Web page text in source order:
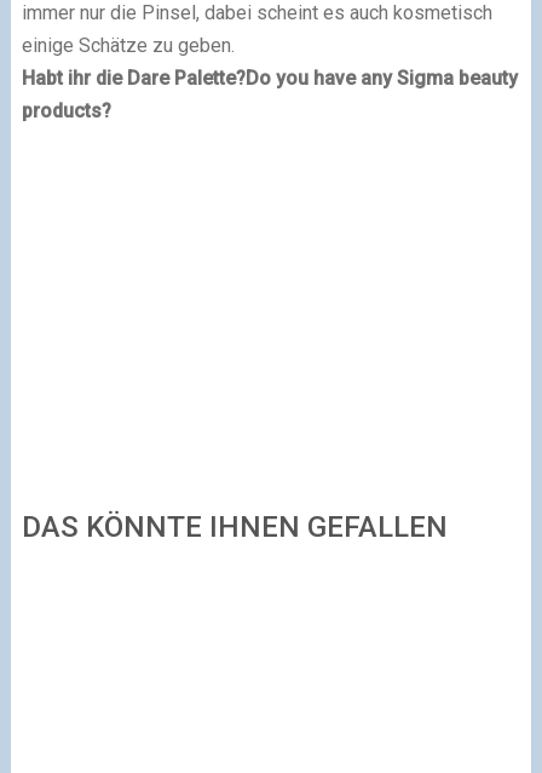
immer nur die Pinsel, dabei scheint es auch kosmetisch
einige Schätze zu geben.
Habt ihr die Dare Palette?Do you have any Sigma beauty
products?
DAS KÖNNTE IHNEN GEFALLEN